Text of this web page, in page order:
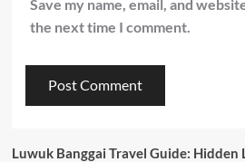
Save my name, email, and
the next time I comment.
Luwuk Banggai Travel Guide: Hidden